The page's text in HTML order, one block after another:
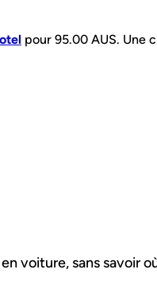
pour 95.00 AUS. Une
voiture, sans savoir